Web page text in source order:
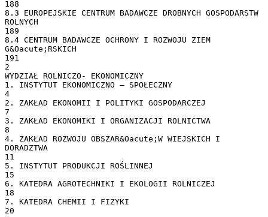
188
8.3 EUROPEJSKIE CENTRUM BADAWCZE DROBNYCH GOSPODARSTW
ROLNYCH
189
8.4 CENTRUM BADAWCZE OCHRONY I ROZWOJU ZIEM
G&Oacute;RSKICH
191
2
WYDZIAŁ ROLNICZO- EKONOMICZNY
1. INSTYTUT EKONOMICZNO – SPOŁECZNY
4
2. ZAKŁAD EKONOMII I POLITYKI GOSPODARCZEJ
7
3. ZAKŁAD EKONOMIKI I ORGANIZACJI ROLNICTWA
8
4. ZAKŁAD ROZWOJU OBSZAR&Oacute;W WIEJSKICH I
DORADZTWA
11
5. INSTYTUT PRODUKCJI ROŚLINNEJ
15
6. KATEDRA AGROTECHNIKI I EKOLOGII ROLNICZEJ
18
7. KATEDRA CHEMII I FIZYKI
20